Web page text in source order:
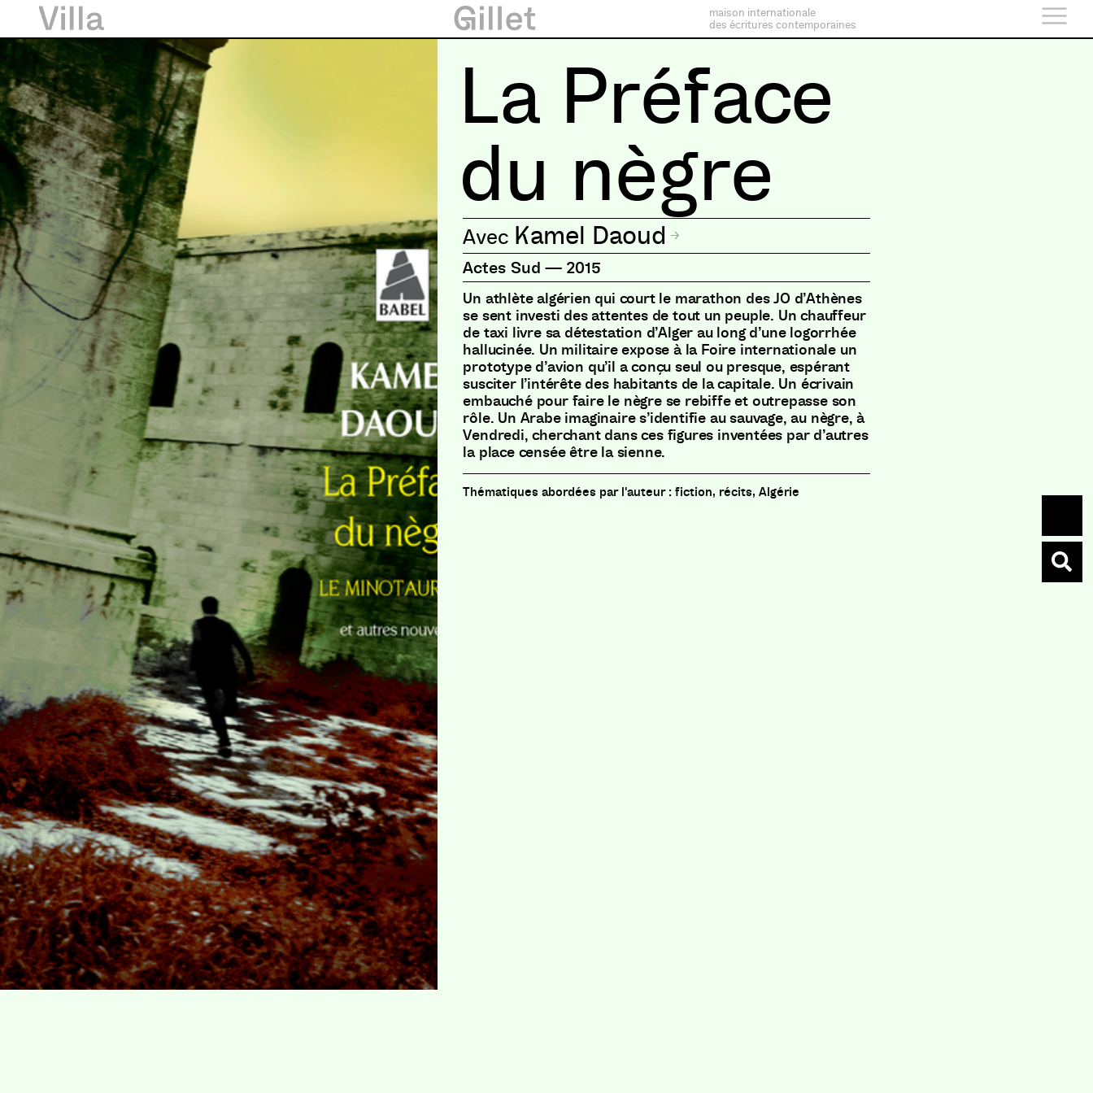
maison internationale
des écritures contemporaines
La Préface
du nègre
Kamel Daoud
Actes Sud — 2015
Un athlète algérien qui court le marathon des JO d’Athènes
se sent investi des attentes de tout un peuple. Un chauffeur
de taxi livre sa détestation d’Alger au long d’une logorrhée
hallucinée. Un militaire expose à la Foire internationale un
prototype d’avion qu’il a conçu seul ou presque, espérant
susciter l’intérête des habitants de la capitale. Un écrivain
embauché pour faire le nègre se rebiffe et outrepasse son
rôle. Un Arabe imaginaire s’identifie au sauvage, au nègre, à
Vendredi, cherchant dans ces figures inventées par d’autres
la place censée être la sienne.
fiction, récits, Algérie